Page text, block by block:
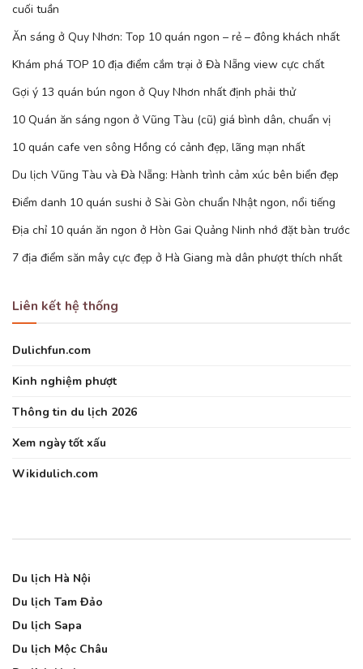
cuối tuần
Ăn sáng ở Quy Nhơn: Top 10 quán ngon – rẻ – đông khách nhất
Khám phá TOP 10 địa điểm cắm trại ở Đà Nẵng view cực chất
Gợi ý 13 quán bún ngon ở Quy Nhơn nhất định phải thử
10 Quán ăn sáng ngon ở Vũng Tàu (cũ) giá bình dân, chuẩn vị
10 quán cafe ven sông Hồng có cảnh đẹp, lãng mạn nhất
Du lịch Vũng Tàu và Đà Nẵng: Hành trình cảm xúc bên biển đẹp
Điểm danh 10 quán sushi ở Sài Gòn chuẩn Nhật ngon, nổi tiếng
Địa chỉ 10 quán ăn ngon ở Hòn Gai Quảng Ninh nhớ đặt bàn trước
7 địa điểm săn mây cực đẹp ở Hà Giang mà dân phượt thích nhất
Liên kết hệ thống
Dulichfun.com
Kinh nghiệm phượt
Thông tin du lịch 2026
Xem ngày tốt xấu
Wikidulich.com
Du lịch Hà Nội
Du lịch Tam Đảo
Du lịch Sapa
Du lịch Mộc Châu